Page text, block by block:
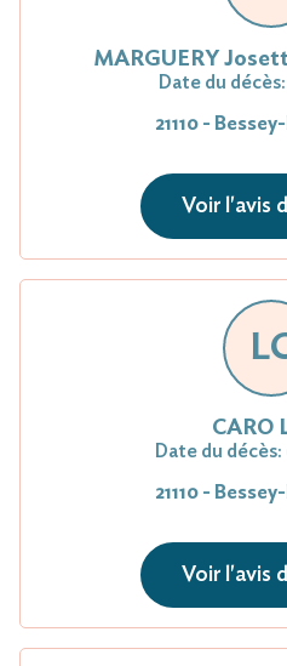
MARGUERY
Date du décès:
21110 -
Voir l'avis
CARO
Date du décès:
21110 -
Voir l'avis